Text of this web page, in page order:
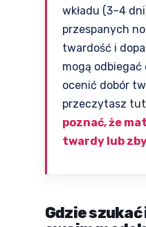
wkładu (3–4
przespanych
twardość i
mogą
ocenić dobór
przeczytasz
poznać, że
twardy lub
Gdzie